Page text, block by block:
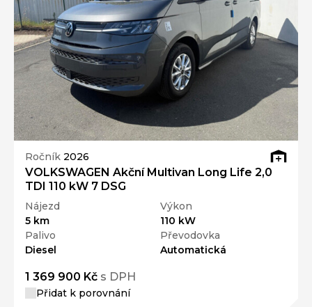
Ročník 2026
VOLKSWAGEN Akční Multivan Long Life 2,0
TDI 110 kW 7 DSG
Nájezd
5 km
Výkon
110 kW
Palivo
Diesel
Převodovka
Automatická
1 369 900 Kč s DPH
Přidat k porovnání